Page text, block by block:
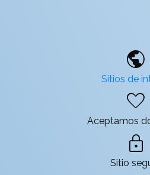
public
Sitios de
favorite
Aceptamos
lock
Sitio